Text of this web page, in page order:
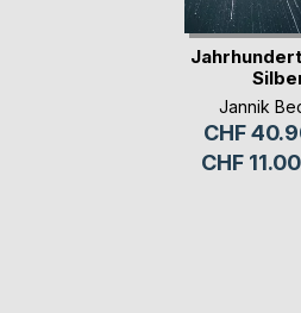
Jannik
CHF
CHF 11.00